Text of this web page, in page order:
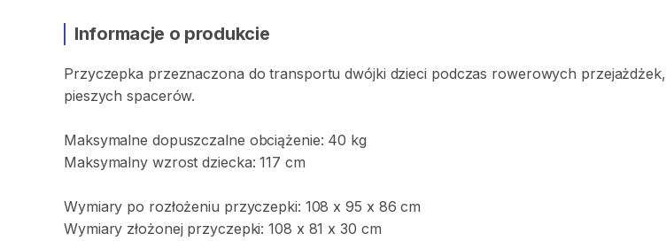
Informacje o produkcie
Przyczepka przeznaczona do transportu dwójki dzieci podczas rowerowych przejażdżek​​,​
pieszych spacerów.
Maksymalne dopuszczalne obciążenie: 40 kg
Maksymalny wzrost dziecka: 117 cm
Wymiary po rozłożeniu przyczepki: 108 x 95 x 86 cm
Wymiary złożonej przyczepki: 108 x 81 x 30 cm